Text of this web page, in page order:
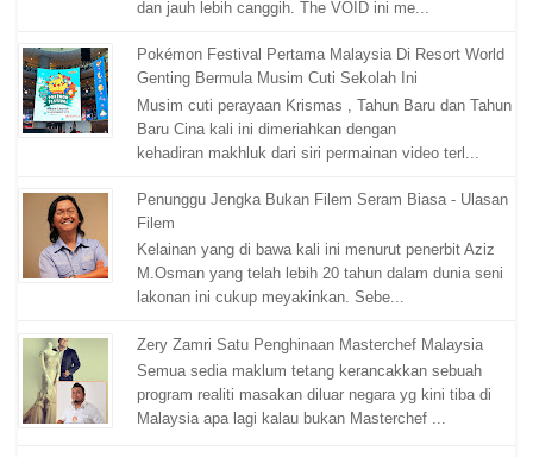
dan jauh lebih canggih. The VOID ini me...
Pokémon Festival Pertama Malaysia Di Resort World
Genting Bermula Musim Cuti Sekolah Ini
Musim cuti perayaan Krismas , Tahun Baru dan Tahun
Baru Cina kali ini dimeriahkan dengan
kehadiran makhluk dari siri permainan video terl...
Penunggu Jengka Bukan Filem Seram Biasa - Ulasan
Filem
Kelainan yang di bawa kali ini menurut penerbit Aziz
M.Osman yang telah lebih 20 tahun dalam dunia seni
lakonan ini cukup meyakinkan. Sebe...
Zery Zamri Satu Penghinaan Masterchef Malaysia
Semua sedia maklum tetang kerancakkan sebuah
program realiti masakan diluar negara yg kini tiba di
Malaysia apa lagi kalau bukan Masterchef ...